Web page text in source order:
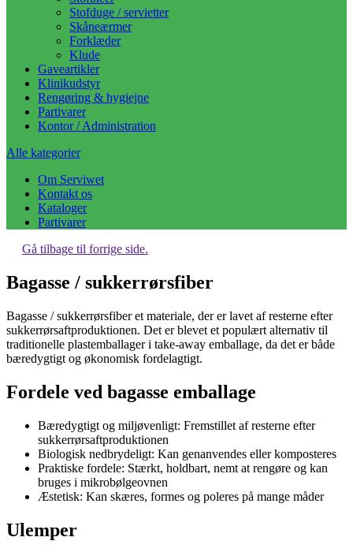
Stofduge / servietter
Skåneærmer
Forklæder
Klude
Gaveartikler
Klinikudstyr
Rengøring & hygiejne
Partivarer
Kontor / Administration
Alle kategorier
Om Serviwet
Kontakt os
Kataloger
Partivarer
Gå tilbage til forrige side.
Bagasse / sukkerrørsfiber
Bagasse / sukkerrørsfiber et materiale, der er lavet af resterne efter
sukkerrørsaftproduktionen. Det er blevet et populært alternativ til
traditionelle plastemballager i take-away emballage, da det er både
bæredygtigt og økonomisk fordelagtigt.
Fordele ved bagasse emballage
Bæredygtigt og miljøvenligt: Fremstillet af resterne efter
sukkerrørsaftproduktionen
Biologisk nedbrydeligt: Kan genanvendes eller komposteres
Praktiske fordele: Stærkt, holdbart, nemt at rengøre og kan
bruges i mikrobølgeovnen
Æstetisk: Kan skæres, formes og poleres på mange måder
Ulemper